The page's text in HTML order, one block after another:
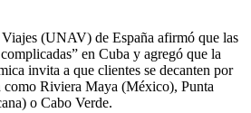
(UNAV) de España afirmó que las
en Cuba y agregó que la
invita a que clientes se decanten por
como Riviera Maya (México), Punta
o Cabo Verde.